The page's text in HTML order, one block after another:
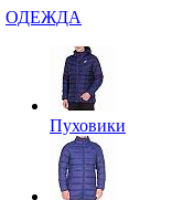
ОДЕЖДА
Пуховики